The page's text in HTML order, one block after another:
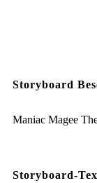
Storyboard
Maniac Magee
Storyboard-